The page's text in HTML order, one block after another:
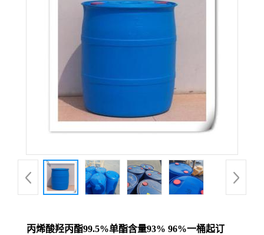
丙烯酸羟丙酯99.5%单酯含量93% 96%一桶起订